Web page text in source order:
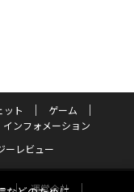
ット
ゲーム
インフォメーション
ーレビュー
運営会社